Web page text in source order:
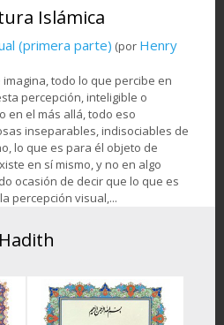
Islámica
(primera parte) (por Henry
todo lo que percibe en
percepción, inteligible o
en el más allá, todo eso
inseparables, indisociables de
lo que es para él objeto de
en sí mismo, y no en algo
ocasión de decir que lo que es
percepción visual,...
Hadith